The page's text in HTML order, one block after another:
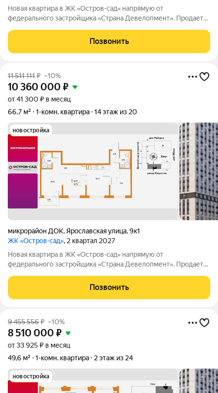
Новая квартира в ЖК «Остров-сад» напрямую от
федерального застройщика «Страна Девелопмент». Продается
Девелопмент. Площадь квартиры 49,57 кв. м. Жилой комплекс
Позвонить
11 511 111₽ –10%
10 360 000 ₽
от 41 300 ₽ в месяц
66,7 м²
1-комн. квартира 14 этаж из 20
новостройка
микрорайон ДОК, Ярославская улица,9к1
ЖК «Остров-сад», 2 квартал 2027
Новая квартира в ЖК «Остров-сад» напрямую от
федерального застройщика «Страна Девелопмент». Продается
Девелопмент. Площадь квартиры 66,71 кв. м. Жилой комплекс
Позвонить
9 455 556₽ –10%
8 510 000 ₽
от 33 925 ₽ в месяц
49,6 м²
1-комн. квартира 2 этаж из 24
новостройка